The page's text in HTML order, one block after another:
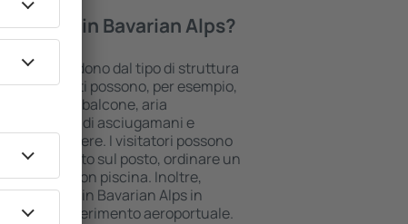
hotel in Bavarian Alps?
Alps dipendono dal tipo di struttura
Gli ospiti possono, per esempio,
cottura, balcone, aria
e caffè, set di asciugamani e
nelle camere. I visitatori possono
gratuito sul posto, ordinare un
un hotel con piscina. Inoltre,
alloggio in Bavarian Alps in
di trasferimento aeroportuale.